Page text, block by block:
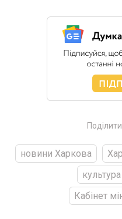
новини Харкова
культура
Кабінет